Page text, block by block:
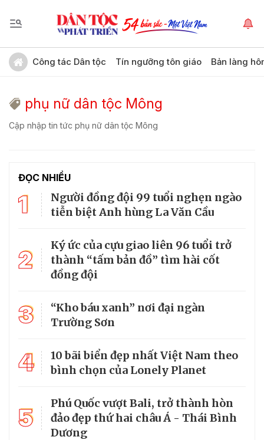
Công tác Dân tộc Tín ngưỡng tôn giáo Bản làng
phụ nữ dân tộc Mông
Cập nhập tin tức phụ nữ dân tộc Mông
ĐỌC NHIỀU
1
Người đồng đội 99 tuổi nghẹn ngào
tiễn biệt Anh hùng La Văn Cầu
2
Ký ức của cựu giao liên 96 tuổi trở
thành “tấm bản đồ” tìm hài cốt
đồng đội
3
“Kho báu xanh” nơi đại ngàn
Trường Sơn
4
10 bãi biển đẹp nhất Việt Nam theo
bình chọn của Lonely Planet
5
Phú Quốc vượt Bali, trở thành hòn
đảo đẹp thứ hai châu Á - Thái Bình
Dương